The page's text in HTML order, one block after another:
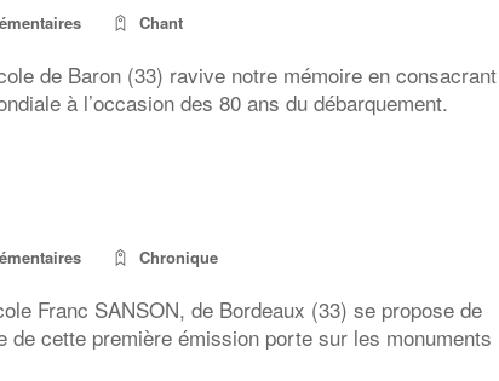
Chant
de Baron (33) ravive notre mémoire en consacrant
à l’occasion des 80 ans du débarquement.
Chronique
Franc SANSON, de Bordeaux (33) se propose de
de cette première émission porte sur les monuments